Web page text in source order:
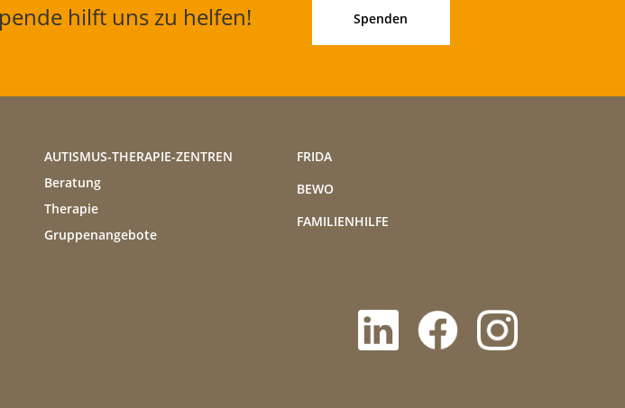
hilft uns zu helfen! Spenden
AUTISMUS-THERAPIE-ZENTREN
Beratung
Therapie
Gruppenangebote
FRIDA
BEWO
FAMILIENHILFE